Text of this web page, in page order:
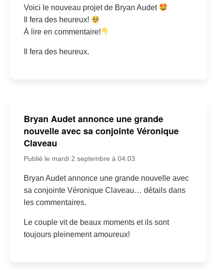
Voici le nouveau projet de Bryan Audet
Il fera des heureux!
À lire en commentaire!
Il fera des heureux.
Bryan Audet annonce une grande
nouvelle avec sa conjointe Véronique
Claveau
Publié le mardi 2 septembre à 04:03
Bryan Audet annonce une grande nouvelle avec
sa conjointe Véronique Claveau… détails dans
les commentaires.
Le couple vit de beaux moments et ils sont
toujours pleinement amoureux!